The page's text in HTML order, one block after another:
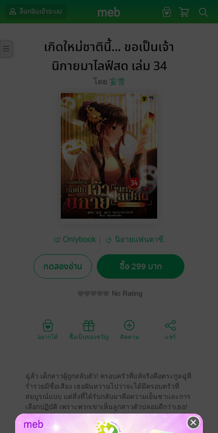
ล็อกอินเข้าระบบ
เกิดใหม่ชาตินี้… ขอเป็นเจ้า
นิกายมาไลฟ์สด เล่ม 34
โดย 妄雪
Onlybook นิยายแฟนตาซี
ทดลองอ่าน ซื้อ 299 บาท
No Rating
อยากได้ ซื้อเป็นของขวัญ ติดตาม แชร์
ฉู่ลั่ว เด็กสาวผู้ถูกสลับตัว! ครอบครัวที่แท้จริงคือตระกูลฉู่ที่
ร่ำรวยมีชื่อเสียง เธอฝันหวานไปว่าจะได้มีครอบครัวที่
สมบูรณ์แบบ แต่สิ่งที่ได้รับกลับมาคือความเย็นชาและการ
เลือกปฏิบัติ เพราะพวกเขาเห็นลูกสาวตัวปลอมดีกว่าเธอ!
ฉู่หร่าน คุณหนูผู้เลิศเลอเพอร์เฟ็กต์ได้รับความรักไป
ทั้งหมด หลังจากเกือบจมน้ำตายเพราะทะเลาะกับฉู่หร่าน